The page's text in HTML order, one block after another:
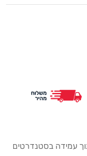
עמידה בסטנדרטים